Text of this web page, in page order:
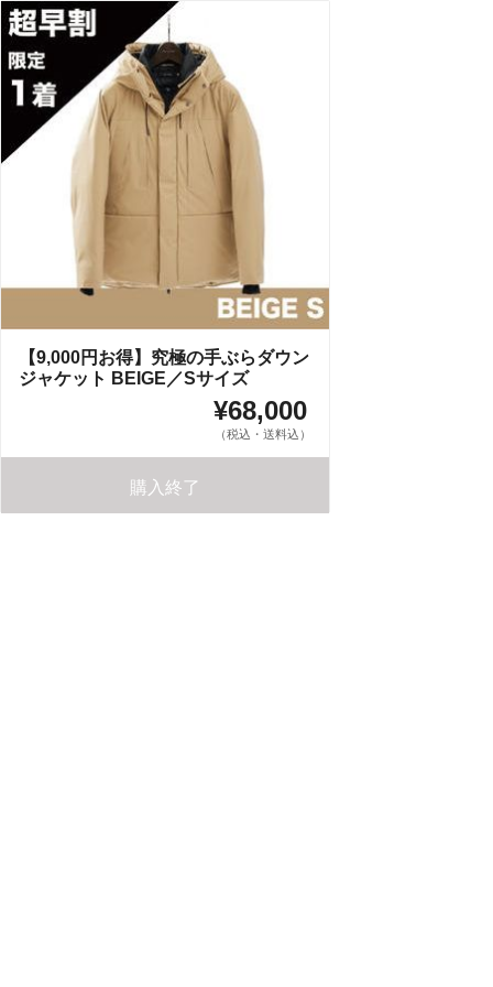
【9,000円お得】究極の手ぶらダウン
ジャケット BEIGE／Sサイズ
¥68,000
（税込・送料込）
購入終了